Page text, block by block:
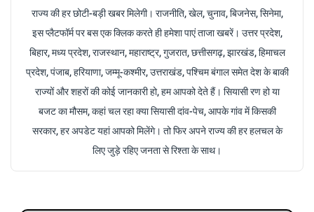
राज्य की हर छोटी-बड़ी खबर मिलेगी। राजनीति, खेल, चुनाव, बिजनेस, सिनेमा,
इस प्लैटफॉर्म पर बस एक क्लिक करते ही हमेशा पाएं ताजा खबरें। उत्तर प्रदेश,
बिहार, मध्य प्रदेश, राजस्थान, महाराष्ट्र, गुजरात, छत्तीसगढ़, झारखंड, हिमाचल
प्रदेश, पंजाब, हरियाणा, जम्मू-कश्मीर, उत्तराखंड, पश्चिम बंगाल समेत देश के बाकी
राज्यों और शहरों की कोई जानकारी हो, हम आपको देते हैं। सियासी रण हो या
बजट का मौसम, कहां चल रहा क्या सियासी दांव-पेच, आपके गांव में किसकी
सरकार, हर अपडेट यहां आपको मिलेंगे। तो फिर अपने राज्य की हर हलचल के
लिए जुड़े रहिए जनता से रिश्ता के साथ।